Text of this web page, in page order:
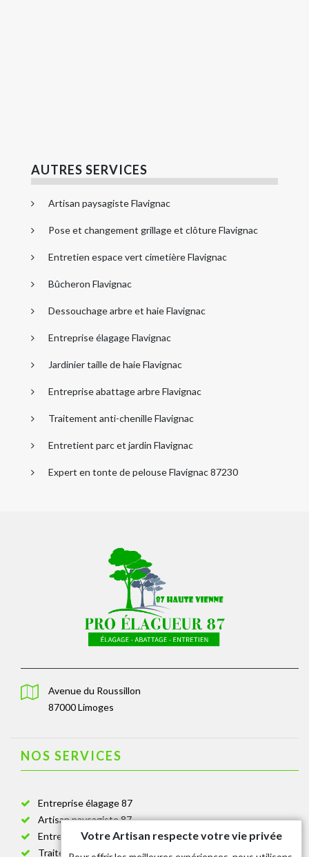
AUTRES SERVICES
Artisan paysagiste Flavignac
Pose et changement grillage et clôture Flavignac
Entretien espace vert cimetière Flavignac
Bûcheron Flavignac
Dessouchage arbre et haie Flavignac
Entreprise élagage Flavignac
Jardinier taille de haie Flavignac
Entreprise abattage arbre Flavignac
Traitement anti-chenille Flavignac
Entretient parc et jardin Flavignac
Expert en tonte de pelouse Flavignac 87230
Avenue du Roussillon
87000 Limoges
NOS SERVICES
Entreprise élagage 87
Artisan paysagiste 87
Entreprise de jardinage 87
Traitement anti-chenille 87
Votre Artisan respecte votre vie privée